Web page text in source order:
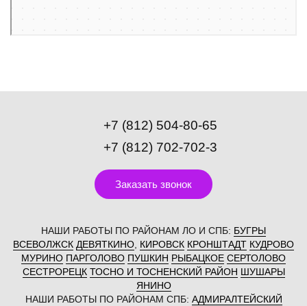
+7 (812) 504-80-65
+7 (812) 702-702-3
Заказать звонок
НАШИ РАБОТЫ ПО РАЙОНАМ ЛО И СПБ: БУГРЫ
ВСЕВОЛЖСК ДЕВЯТКИНО КИРОВСК КРОНШТАДТ КУДРОВО
МУРИНО ПАРГОЛОВО ПУШКИН РЫБАЦКОЕ СЕРТОЛОВО
СЕСТРОРЕЦК ТОСНО И ТОСНЕНСКИЙ РАЙОН ШУШАРЫ
ЯНИНО
НАШИ РАБОТЫ ПО РАЙОНАМ СПБ: АДМИРАЛТЕЙСКИЙ